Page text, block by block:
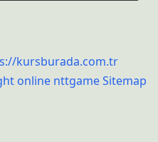
kursburada.com.tr
online nttgameSitemap